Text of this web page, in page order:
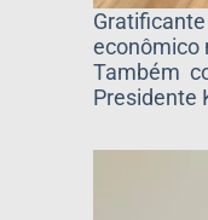
econômico
Também
Presidente